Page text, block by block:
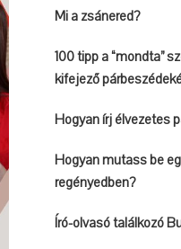
Mi a zsánered?
100 tipp a “mondta”
kifejező
Hogyan írj élvezetes
Hogyan mutass be
regényedben?
Író-olvasó találkozó